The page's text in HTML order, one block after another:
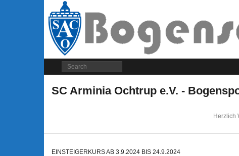
SC Arminia Ochtrup e.V. -
Herzlich
EINSTEIGERKURS AB 3.9.2024 BIS 24.9.2024